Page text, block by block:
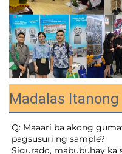
Madalas Itanong
Q: Maaari ba akong
pagsusuri ng sample?
Sigurado, mabubuhay ka